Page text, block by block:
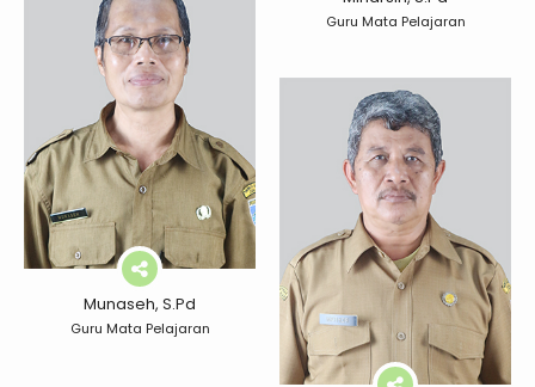
Munaseh, S.Pd
Guru Mata Pelajaran
Guru Mata Pelajaran